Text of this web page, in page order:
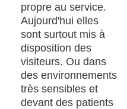
propre au service.
Aujourd'hui elles
sont surtout mis à
disposition des
visiteurs. Ou dans
des environnements
très sensibles et
devant des patients